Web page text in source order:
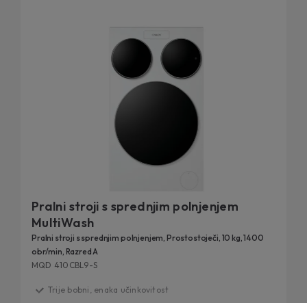
Pralni stroji s sprednjim polnjenjem
MultiWash
Pralni stroji s sprednjim polnjenjem, Prostostoječi, 10 kg, 1400
obr/min, Razred A
MQD 410CBL9-S
Trije bobni, enaka učinkovitost